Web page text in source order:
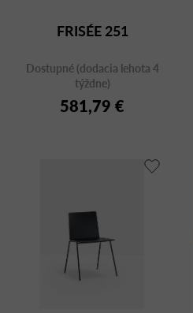
FRISÉE 251
Dostupné (dodacia lehota 4
týždne)
581,79 €